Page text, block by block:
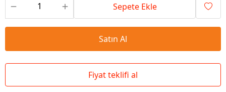
Sepete Ekle
Satın Al
Fiyat teklifi al